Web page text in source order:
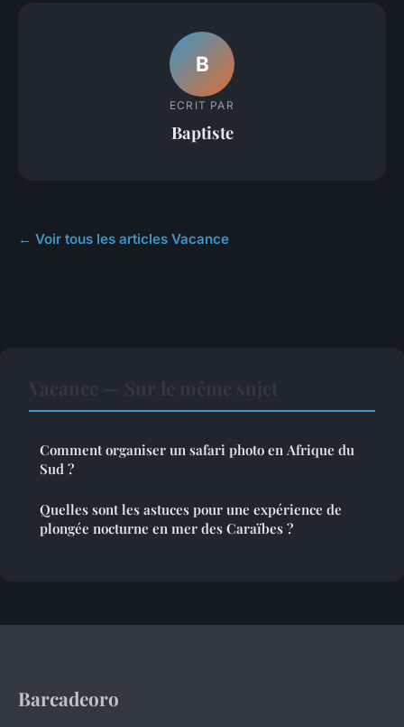
B
ECRIT PAR
Baptiste
← Voir tous les articles Vacance
Comment organiser un safari photo en Afrique du
Sud ?
Quelles sont les astuces pour une expérience de
plongée nocturne en mer des Caraïbes ?
Barcadeoro